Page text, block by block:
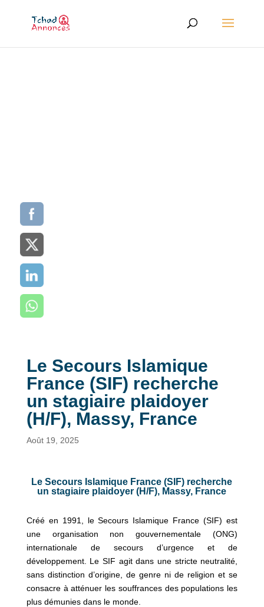
Le Secours Islamique
France (SIF) recherche
un stagiaire plaidoyer
(H/F), Massy, France
Août 19, 2025
Le Secours Islamique France (SIF) recherche
un stagiaire plaidoyer (H/F), Massy, France
Créé en 1991, le Secours Islamique France (SIF) est
une organisation non gouvernementale (ONG)
internationale de secours d’urgence et de
développement. Le SIF agit dans une stricte neutralité,
sans distinction d’origine, de genre ni de religion et se
consacre à atténuer les souffrances des populations les
plus démunies dans le monde.